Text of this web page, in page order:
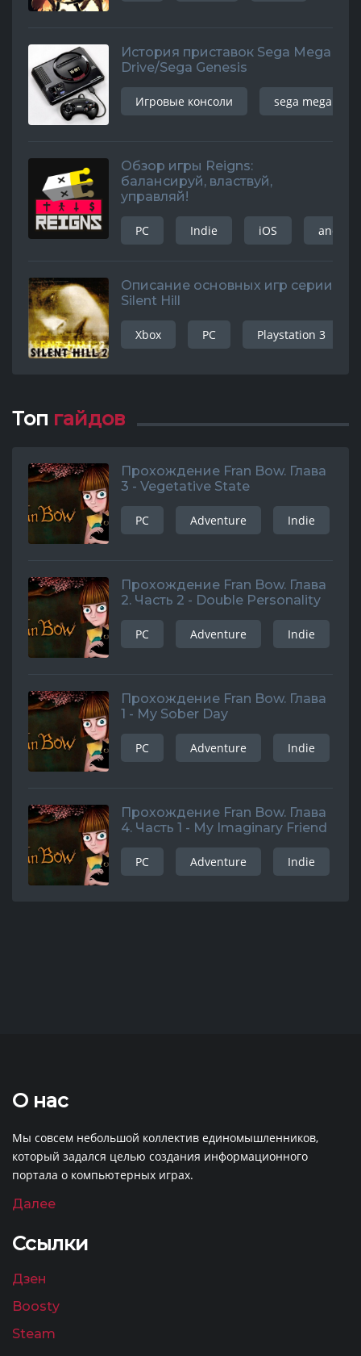
История приставок Sega Mega
Drive/Sega Genesis
Игровые консоли sega mega
Обзор игры Reigns:
балансируй, властвуй,
управляй!
PC Indie iOS android
Описание основных игр серии
Silent Hill
Xbox PC Playstation 3
Топ гайдов
Прохождение Fran Bow. Глава
3 - Vegetative State
PC Adventure Indie
Прохождение Fran Bow. Глава
2. Часть 2 - Double Personality
PC Adventure Indie
Прохождение Fran Bow. Глава
1 - My Sober Day
PC Adventure Indie
Прохождение Fran Bow. Глава
4. Часть 1 - My Imaginary Friend
PC Adventure Indie
О нас
Мы совсем небольшой коллектив единомышленников,
который задался целью создания информационного
портала о компьютерных играх.
Далее
Ссылки
Дзен
Boosty
Steam